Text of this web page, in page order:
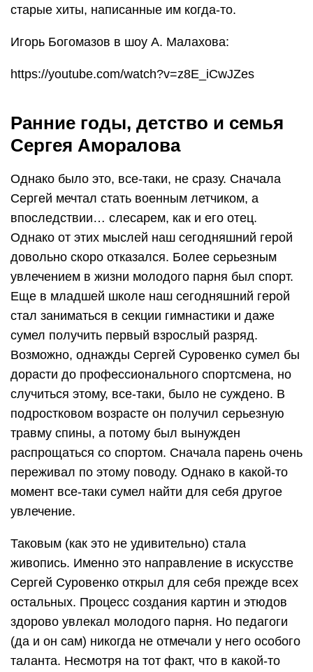
старые хиты, написанные им когда-то.
Игорь Богомазов в шоу А. Малахова:
https://youtube.com/watch?v=z8E_iCwJZes
Ранние годы, детство и семья
Сергея Аморалова
Однако было это, все-таки, не сразу. Сначала
Сергей мечтал стать военным летчиком, а
впоследствии… слесарем, как и его отец.
Однако от этих мыслей наш сегодняшний герой
довольно скоро отказался. Более серьезным
увлечением в жизни молодого парня был спорт.
Еще в младшей школе наш сегодняшний герой
стал заниматься в секции гимнастики и даже
сумел получить первый взрослый разряд.
Возможно, однажды Сергей Суровенко сумел бы
дорасти до профессионального спортсмена, но
случиться этому, все-таки, было не суждено. В
подростковом возрасте он получил серьезную
травму спины, а потому был вынужден
распрощаться со спортом. Сначала парень очень
переживал по этому поводу. Однако в какой-то
момент все-таки сумел найти для себя другое
увлечение.
Таковым (как это не удивительно) стала
живопись. Именно это направление в искусстве
Сергей Суровенко открыл для себя прежде всех
остальных. Процесс создания картин и этюдов
здорово увлекал молодого парня. Но педагоги
(да и он сам) никогда не отмечали у него особого
таланта. Несмотря на тот факт, что в какой-то